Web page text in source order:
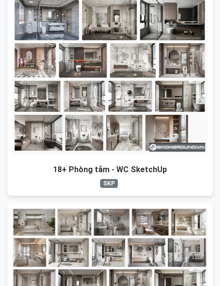
18+ Phòng tắm - WC SketchUp
SKP